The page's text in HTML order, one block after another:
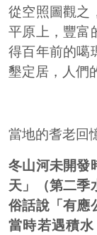
從空照圖觀之
平原上，豐富
得百年前的噶
墾定居，人們
當地的耆老回
冬山河未開發
天」（第二季
俗話說「有應
當時若遇積